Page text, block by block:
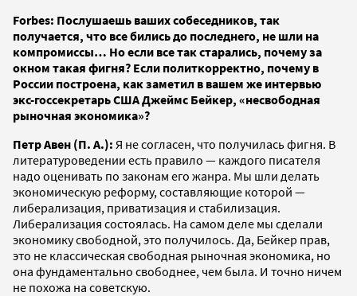
Forbes: Послушаешь ваших собеседников, так
получается, что все бились до последнего, не шли на
компромиссы… Но если все так старались, почему за
окном такая фигня? Если политкорректно, почему в
России построена, как заметил в вашем же интервью
экс-госсекретарь США Джеймс Бейкер, «несвободная
рыночная экономика»?
Петр Авен (П. А.): Я не согласен, что получилась фигня. В
литературоведении есть правило — каждого писателя
надо оценивать по законам его жанра. Мы шли делать
экономическую реформу, составляющие которой —
либерализация, приватизация и стабилизация.
Либерализация состоялась. На самом деле мы сделали
экономику свободной, это получилось. Да, Бейкер прав,
это не классическая свободная рыночная экономика, но
она фундаментально свободнее, чем была. И точно ничем
не похожа на советскую.